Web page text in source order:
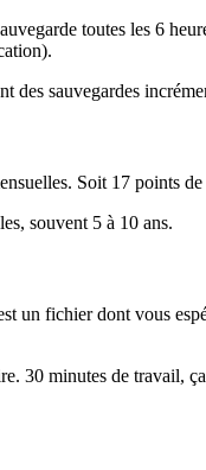
toutes les 6
sauvegardes
Soit 17 points
souvent 5 à 10 ans.
un fichier dont vous
30 minutes de travail,